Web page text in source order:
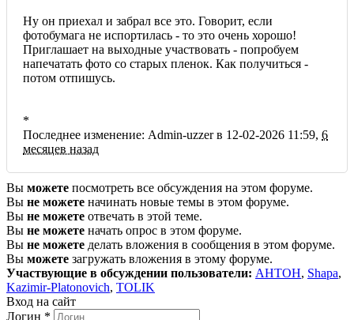
Ну он приехал и забрал все это. Говорит, если
фотобумага не испортилась - то это очень хорошо!
Приглашает на выходные участвовать - попробуем
напечатать фото со старых пленок. Как получиться -
потом отпишусь.
*
Последнее изменение: Admin-uzzer в 12-02-2026 11:59, 6
месяцев назад
Вы можете посмотреть все обсуждения на этом форуме.
Вы не можете начинать новые темы в этом форуме.
Вы не можете отвечать в этой теме.
Вы не можете начать опрос в этом форуме.
Вы не можете делать вложения в сообщения в этом форуме.
Вы можете загружать вложения в этому форуме.
Участвующие в обсуждении пользователи: AHTOH, Shapa,
Kazimir-Platonovich, TOLIK
Вход на сайт
Логин *